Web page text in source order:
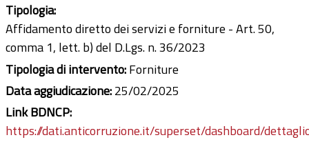
Tipologia:
Affidamento diretto dei servizi e forniture - Art. 50,
comma 1, lett. b) del D.Lgs. n. 36/2023
Tipologia di intervento:Forniture
Data aggiudicazione:25/02/2025
Link BDNCP:
https://dati.anticorruzione.it/superset/dashboard/